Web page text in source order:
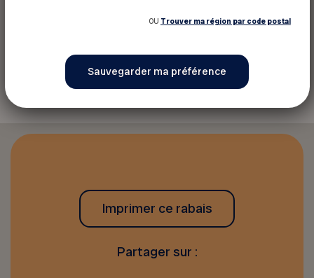
Retourner aux rabais
Imprimer ce rabais
Partager sur :
OU Trouver ma région par code postal